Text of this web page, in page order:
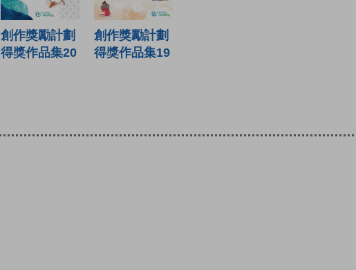
創作獎勵計劃
得獎作品集20
創作獎勵計劃
得獎作品集19